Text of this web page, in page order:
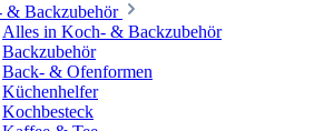
& Backzubehör
Alles in Koch- & Backzubehör
Backzubehör
Back- & Ofenformen
Küchenhelfer
Kochbesteck